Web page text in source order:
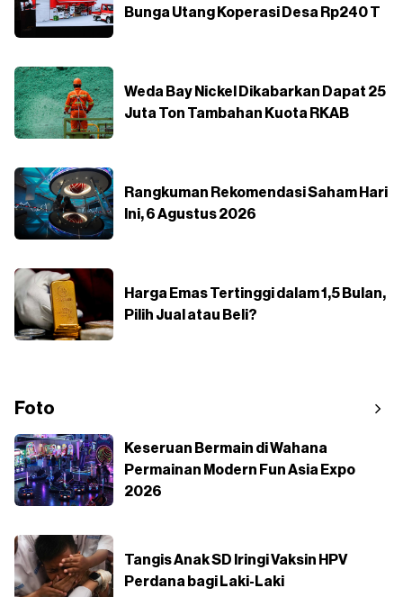
Bunga Utang Koperasi Desa Rp240 T
Weda Bay Nickel Dikabarkan Dapat 25
Juta Ton Tambahan Kuota RKAB
Rangkuman Rekomendasi Saham Hari
Ini, 6 Agustus 2026
Harga Emas Tertinggi dalam 1,5 Bulan,
Pilih Jual atau Beli?
Foto
Keseruan Bermain di Wahana
Permainan Modern Fun Asia Expo
2026
Tangis Anak SD Iringi Vaksin HPV
Perdana bagi Laki-Laki